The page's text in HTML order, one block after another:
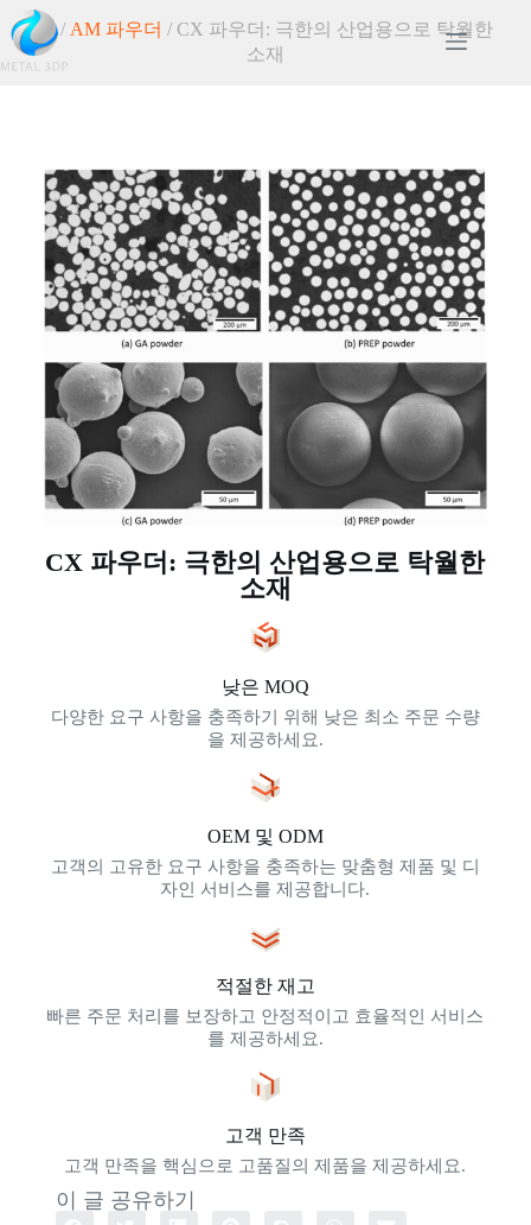
홈/ AM 파우더 / CX 파우더: 극한의 산업용으로 탁월한
소재
CX 파우더: 극한의 산업용으로 탁월한
소재
낮은 MOQ
다양한 요구 사항을 충족하기 위해 낮은 최소 주문 수량
을 제공하세요.
OEM 및 ODM
고객의 고유한 요구 사항을 충족하는 맞춤형 제품 및 디
자인 서비스를 제공합니다.
적절한 재고
빠른 주문 처리를 보장하고 안정적이고 효율적인 서비스
를 제공하세요.
고객 만족
고객 만족을 핵심으로 고품질의 제품을 제공하세요.
이 글 공유하기